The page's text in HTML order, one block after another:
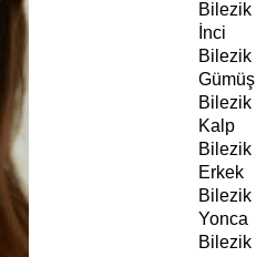
Bilezik
İnci
Bilezik
Gümüş
Bilezik
Kalp
Bilezik
Erkek
Bilezik
Yonca
Bilezik